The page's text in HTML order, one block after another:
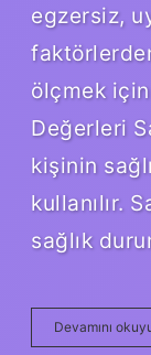
egzersiz,
ölçmek için
Değerleri
kişinin
kullanılır.
sağlık
Devamını